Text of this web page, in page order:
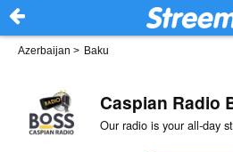
Azerbaijan > Baku
Caspian Radio
Our radio is your all-day